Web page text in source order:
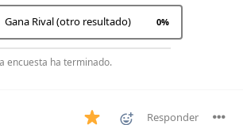
Gana Rival (otro resultado) 0%
encuesta ha terminado.
Responder